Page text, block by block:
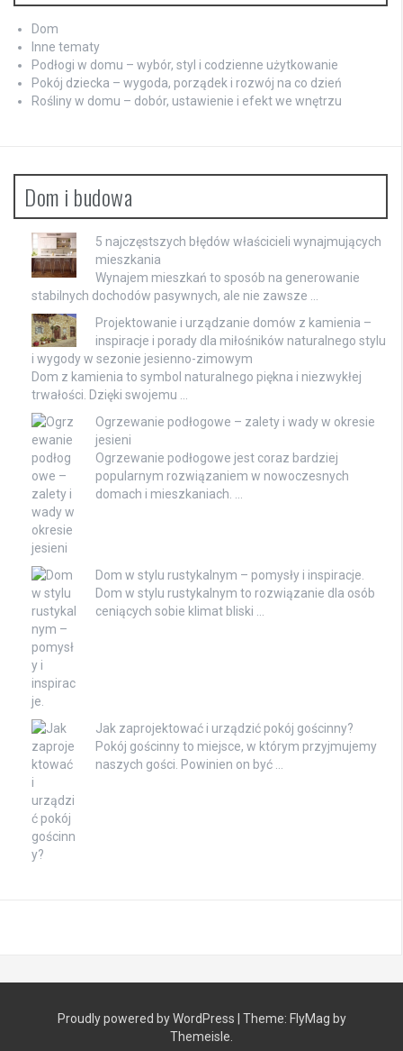
Dom
Inne tematy
Podłogi w domu – wybór, styl i codzienne użytkowanie
Pokój dziecka – wygoda, porządek i rozwój na co dzień
Rośliny w domu – dobór, ustawienie i efekt we wnętrzu
Dom i budowa
5 najczęstszych błędów właścicieli wynajmujących
mieszkania
Wynajem mieszkań to sposób na generowanie
stabilnych dochodów pasywnych, ale nie zawsze …
Projektowanie i urządzanie domów z kamienia –
inspiracje i porady dla miłośników naturalnego stylu
i wygody w sezonie jesienno-zimowym
Dom z kamienia to symbol naturalnego piękna i niezwykłej
trwałości. Dzięki swojemu …
Ogrzewanie podłogowe – zalety i wady w okresie
jesieni
Ogrzewanie podłogowe jest coraz bardziej
popularnym rozwiązaniem w nowoczesnych
domach i mieszkaniach. …
Dom w stylu rustykalnym – pomysły i inspiracje.
Dom w stylu rustykalnym to rozwiązanie dla osób
ceniących sobie klimat bliski …
Jak zaprojektować i urządzić pokój gościnny?
Pokój gościnny to miejsce, w którym przyjmujemy
naszych gości. Powinien on być …
Proudly powered by WordPress Theme: FlyMag by
Themeisle.